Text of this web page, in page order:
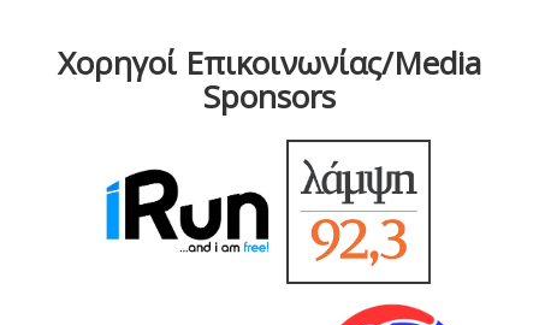
Χορηγοί Επικοινωνίας/Media
Sponsors